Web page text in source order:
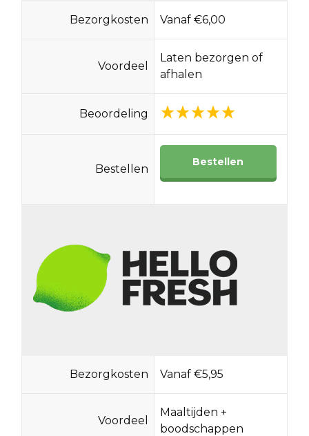
Bezorgkosten Vanaf €6,00
Voordeel
Laten bezorgen of
afhalen
Beoordeling
Bestellen
Bestellen
Bezorgkosten Vanaf €5,95
Voordeel
Maaltijden +
boodschappen